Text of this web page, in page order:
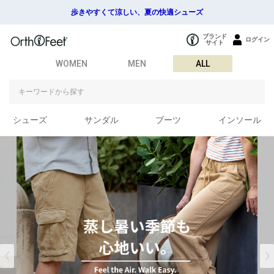
歩きやすくて涼しい、夏の快適シューズ
シューズ サンダル ブーツ インソール
ブランド
サイト
ログイン
WOMEN MEN ALL